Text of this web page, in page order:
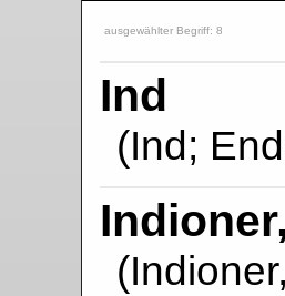
ausgewählter Begriff: 8
Ind
(Ind;